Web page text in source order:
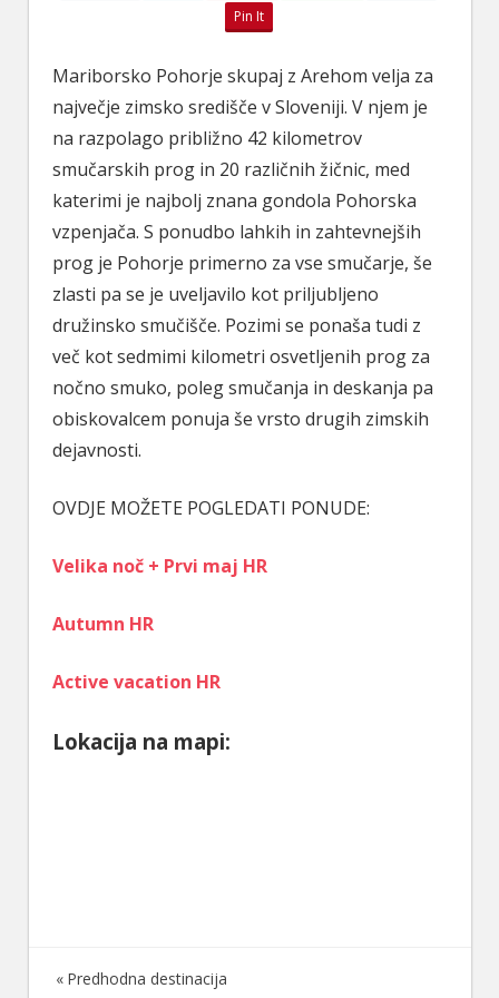
Pin It
Mariborsko Pohorje skupaj z Arehom velja za
največje zimsko središče v Sloveniji. V njem je
na razpolago približno 42 kilometrov
smučarskih prog in 20 različnih žičnic, med
katerimi je najbolj znana gondola Pohorska
vzpenjača. S ponudbo lahkih in zahtevnejših
prog je Pohorje primerno za vse smučarje, še
zlasti pa se je uveljavilo kot priljubljeno
družinsko smučišče. Pozimi se ponaša tudi z
več kot sedmimi kilometri osvetljenih prog za
nočno smuko, poleg smučanja in deskanja pa
obiskovalcem ponuja še vrsto drugih zimskih
dejavnosti.
OVDJE MOŽETE POGLEDATI PONUDE:
Velika noč + Prvi maj HR
Autumn HR
Active vacation HR
Lokacija na mapi:
Navigacija
Predhodna destinacija